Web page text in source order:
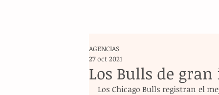
Los Bulls de
AGENCIAS
27 oct 2021
Los Chicago Bulls registran el